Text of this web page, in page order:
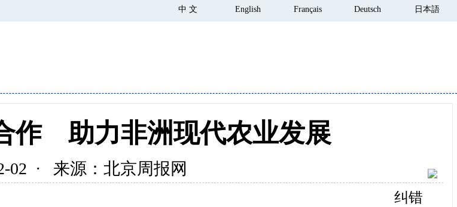
日本語
Deutsch
Français
English
中 文
作 助力非洲现代农业发展
02 · 来源：北京周报网
纠错